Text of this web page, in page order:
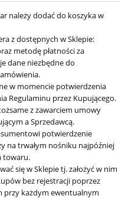
należy dodać do koszyka w
z dostępnych w Sklepie:
metodę płatności za
dane niezbędne do
w momencie potwierdzenia
Regulaminu przez Kupującego.
z zawarciem umowy
a Sprzedawcą.
potwierdzenie
na trwałym nośniku najpóźniej
towaru.
się w Sklepie tj. założyć w nim
bez rejestracji poprzez
przy każdym ewentualnym